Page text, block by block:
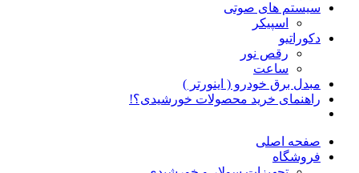
سیستم های صوتی
اسپیکر
دکوراتیو
رقص نور
ساعت
مبدل برق خودرو ( اینورتر )
راهنمای خرید محصولات خورشیدی؟!
صفحه اصلی
فروشگاه